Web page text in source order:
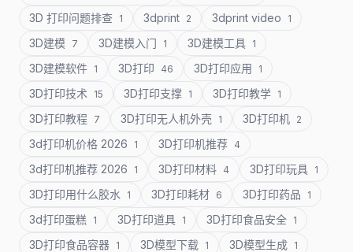
3D 打印问题排查 1 3dprint 2 3dprint video 1
3D建模 7 3D建模入门 1 3D建模工具 1
3D建模软件 1 3D打印 46 3D打印应用 1
3D打印技术 15 3D打印支撑 1 3D打印教学 1
3D打印教程 7 3D打印无人机外壳 1 3D打印机 2
3d打印机价格 2026 1 3D打印机推荐 4
3d打印机推荐 2026 1 3D打印材料 4 3D打印玩具 1
3D打印用什么胶水 1 3D打印耗材 6 3D打印药品 1
3d打印蛋糕 1 3D打印道具 1 3D打印食品安全 1
3D打印食品容器 1 3D模型下载 1 3D模型生成 1